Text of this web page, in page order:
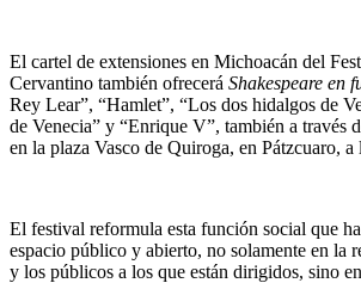
El cartel de extensiones en Michoacán del
Cervantino también ofrecerá Shakespeare en
Rey Lear”, “Hamlet”, “Los dos hidalgos de
de Venecia” y “Enrique V”, también a través
en la plaza Vasco de Quiroga, en Pátzcuaro, a
El festival reformula esta función social que
espacio público y abierto, no solamente en la
y los públicos a los que están dirigidos, sino